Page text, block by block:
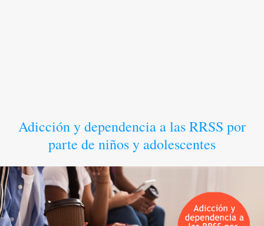
Adicción y dependencia a las RRSS por
parte de niños y adolescentes